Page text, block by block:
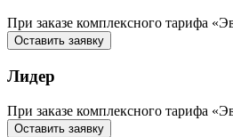
При заказе комплексного тарифа
Оставить заявку
Лидер
При заказе комплексного тарифа
Оставить заявку